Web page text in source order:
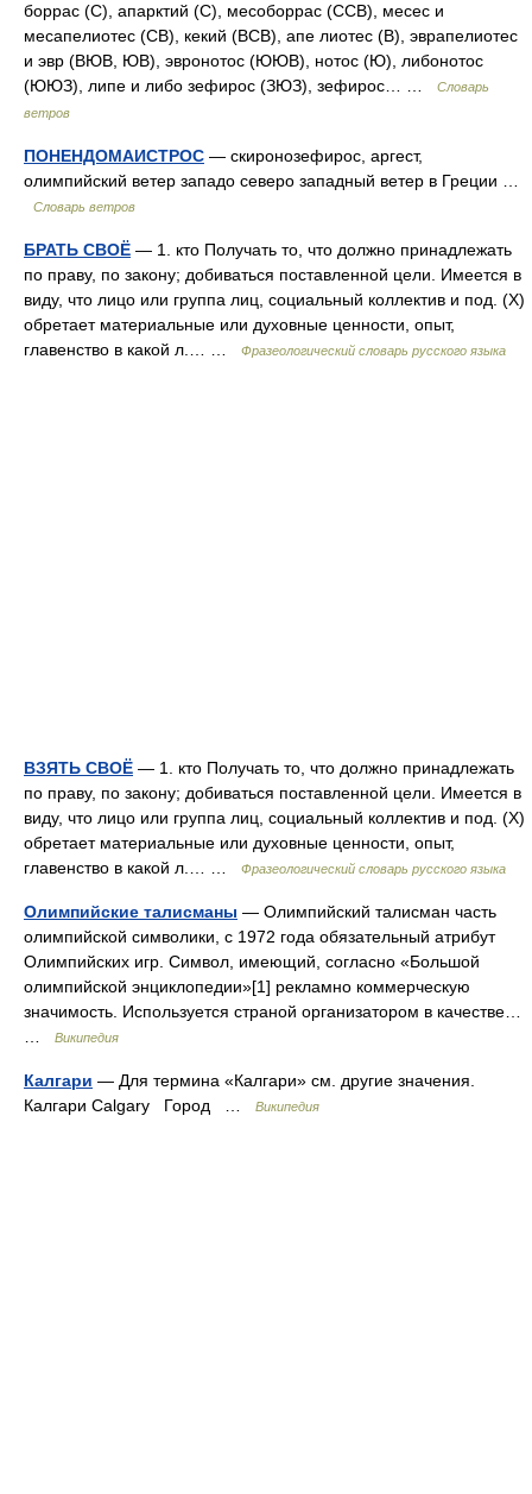
боррас (С), апарктий (С), месоборрас (ССВ), месес и
месапелиотес (СВ), кекий (ВСВ), апе лиотес (В), эврапелиотес
и эвр (ВЮВ, ЮВ), эвронотос (ЮЮВ), нотос (Ю), либонотос
(ЮЮЗ), липе и либо зефирос (ЗЮЗ), зефирос… …
Словарь
ветров
ПОНЕНДОМАИСТРОС — скиронозефирос, аргест,
олимпийский ветер западо северо западный ветер в Греции …
Словарь ветров
БРАТЬ СВОЁ — 1. кто Получать то, что должно принадлежать
по праву, по закону; добиваться поставленной цели. Имеется в
виду, что лицо или группа лиц, социальный коллектив и под. (X)
обретает материальные или духовные ценности, опыт,
главенство в какой л.… …
Фразеологический словарь русского языка
ВЗЯТЬ СВОЁ — 1. кто Получать то, что должно принадлежать
по праву, по закону; добиваться поставленной цели. Имеется в
виду, что лицо или группа лиц, социальный коллектив и под. (X)
обретает материальные или духовные ценности, опыт,
главенство в какой л.… …
Фразеологический словарь русского языка
Олимпийские талисманы — Олимпийский талисман часть
олимпийской символики, с 1972 года обязательный атрибут
Олимпийских игр. Символ, имеющий, согласно «Большой
олимпийской энциклопедии»[1] рекламно коммерческую
значимость. Используется страной организатором в качестве…
Википедия
Калгари — Для термина «Калгари» см. другие значения.
Калгари Calgary Город …
Википедия